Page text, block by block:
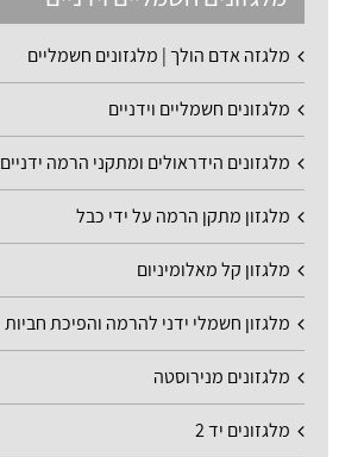
מלגזה אדם הולך | מלגזונים חשמליים
מלגזונים חשמליים וידניים
מלגזונים הידראולים ומתקני הרמה ידניים
מלגזון מתקן הרמה על ידי כבל
מלגזון קל מאלומיניום
מלגזון חשמלי ידני להרמה והפיכת חביות
מלגזונים מנירוסטה
מלגזונים יד 2